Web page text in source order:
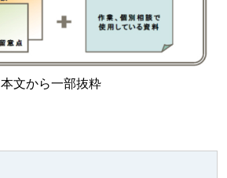
本文から一部抜粋